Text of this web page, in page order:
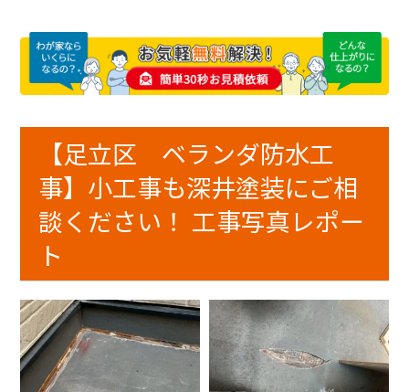
【足立区 ベランダ防水工
事】小工事も深井塗装にご相
談ください！ 工事写真レポー
ト